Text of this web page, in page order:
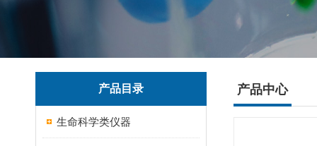
产品目录
生命科学类仪器
产品中心